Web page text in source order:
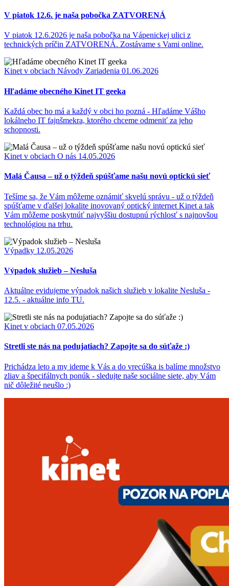
V piatok 12.6. je naša pobočka ZATVORENÁ
V piatok 12.6.2026 je naša pobočka na Vápenickej ulici z
technických príčin ZATVORENÁ. Zostávame s Vami online.
Kinet v obciach Návody Zariadenia 01.06.2026
Hľadáme obecného Kinet IT geeka
Každá obec ho má a každý v obci ho pozná - Hľadáme Vášho
lokálneho IT fajnšmekra, ktorého chceme odmeniť za jeho
schopnosti.
Kinet v obciach O nás 14.05.2026
Malá Čausa – už o týždeň spúšťame našu novú optickú sieť
Tešíme sa, že Vám môžeme oznámiť skvelú správu - už o týždeň
spúšťame v ďalšej lokalite inovovaný optický internet Kinet a tak
Vám môžeme poskytnúť najvyššiu dostupnú rýchlosť s najnovšou
technológiou na trhu.
Výpadky 12.05.2026
Výpadok služieb – Nesluša
Aktuálne evidujeme výpadok našich služieb v lokalite Nesluša -
12.5. - aktuálne info TU.
Kinet v obciach 07.05.2026
Stretli ste nás na podujatiach? Zapojte sa do súťaže :)
Prichádza leto a my ideme k Vás a do vrecúška is balíme množstvo
zliav a špecifálnych ponúk - sledujte naše sociálne siete, aby Vám
nič dôležité neušlo :)